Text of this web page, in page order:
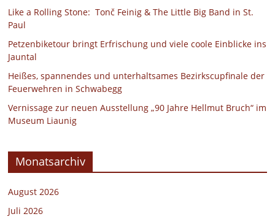
Like a Rolling Stone: Tonč Feinig & The Little Big Band in St.
Paul
Petzenbiketour bringt Erfrischung und viele coole Einblicke ins
Jauntal
Heißes, spannendes und unterhaltsames Bezirkscupfinale der
Feuerwehren in Schwabegg
Vernissage zur neuen Ausstellung „90 Jahre Hellmut Bruch“ im
Museum Liaunig
Monatsarchiv
August 2026
Juli 2026